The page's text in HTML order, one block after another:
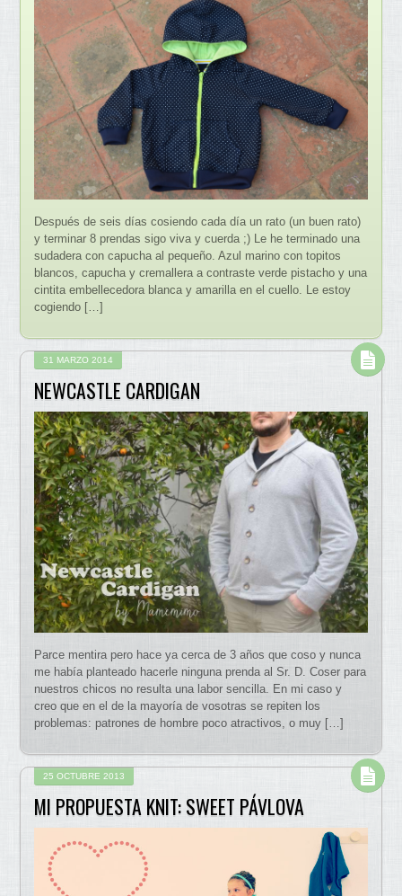
Después de seis días cosiendo cada día un rato (un buen rato)
y terminar 8 prendas sigo viva y cuerda ;) Le he terminado una
sudadera con capucha al pequeño. Azul marino con topitos
blancos, capucha y cremallera a contraste verde pistacho y una
cintita embellecedora blanca y amarilla en el cuello. Le estoy
cogiendo […]
31 MARZO 2014
NEWCASTLE CARDIGAN
Parce mentira pero hace ya cerca de 3 años que coso y nunca
me había planteado hacerle ninguna prenda al Sr. D. Coser para
nuestros chicos no resulta una labor sencilla. En mi caso y
creo que en el de la mayoría de vosotras se repiten los
problemas: patrones de hombre poco atractivos, o muy […]
25 OCTUBRE 2013
MI PROPUESTA KNIT: SWEET PÁVLOVA